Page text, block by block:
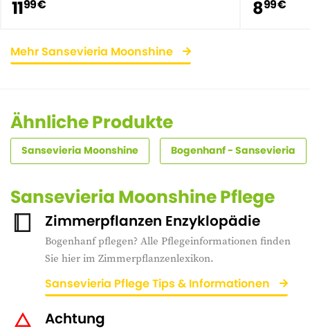
1199 € 899 €
Mehr Sansevieria Moonshine
Ähnliche Produkte
Sansevieria Moonshine Bogenhanf - Sansevieria
Sansevieria Moonshine Pflege
Zimmerpflanzen Enzyklopädie
Bogenhanf pflegen? Alle Pflegeinformationen finden
Sie hier im Zimmerpflanzenlexikon.
Sansevieria Pflege Tips & Informationen
Achtung